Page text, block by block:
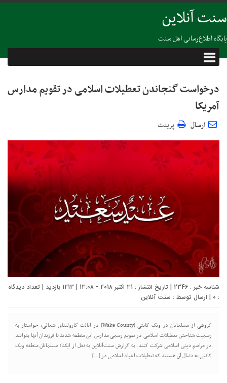
سنت آنلاین
پایگاه اطلاع‌رسانی اهل سنت
درخواست گنجاندن تعطیلات اسلامی در تقویم مدارس
آمریکا
ارسال پرینت
شناسه خبر : 2346 | تاریخ انتشار : 31 اکتبر 2018 - 13:08 | 1213 بازدید | تعداد دیدگاه
:
0 | ارسال توسط : سنت آنلاین
گروهی از مسلمانان در ویک کانتی (Wake County) در ایالت کارولینای شمالی، خواستار به
رسمیت شناختن تعطیلات اسلامی در تقویم رسمی مدارس این منطقه شدند تا فرزندان آنها بتوانند
در مراسم دینی اسلامی شرکت کنند. به گزارش سنت‌آنلاین به نقل از ایکنا؛ مسلمانان منطقه ویک
کانتی به دنبال آن هستند که تعطیلات اعیاد اسلامی در […]